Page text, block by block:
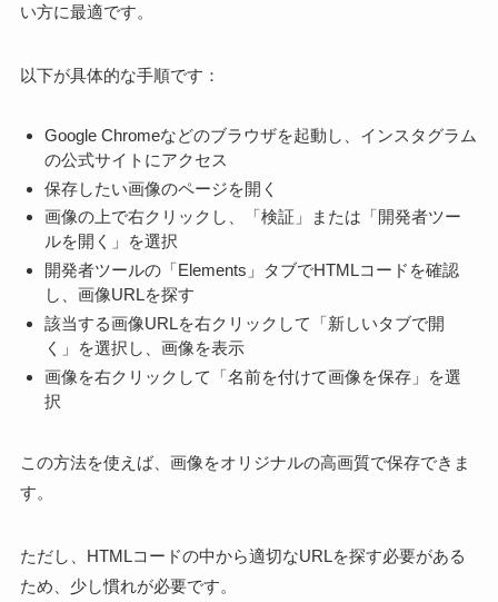
い方に最適です。
以下が具体的な手順です：
Google Chromeなどのブラウザを起動し、インスタグラム
の公式サイトにアクセス
保存したい画像のページを開く
画像の上で右クリックし、「検証」または「開発者ツー
ルを開く」を選択
開発者ツールの「Elements」タブでHTMLコードを確認
し、画像URLを探す
該当する画像URLを右クリックして「新しいタブで開
く」を選択し、画像を表示
画像を右クリックして「名前を付けて画像を保存」を選
択
この方法を使えば、画像をオリジナルの高画質で保存できま
す。
ただし、HTMLコードの中から適切なURLを探す必要がある
ため、少し慣れが必要です。